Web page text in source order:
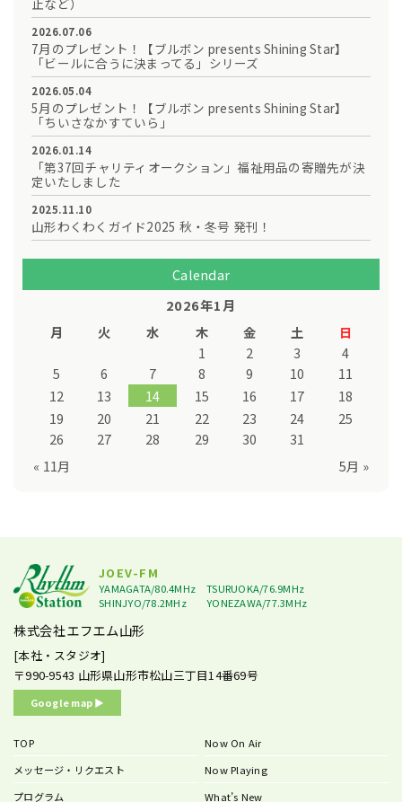
止など）
2026.07.06
7月のプレゼント！【ブルボン presents Shining Star】
「ビールに合うに決まってる」シリーズ
2026.05.04
5月のプレゼント！【ブルボン presents Shining Star】
「ちいさなかすていら」
2026.01.14
「第37回チャリティオークション」福祉用品の寄贈先が決
定いたしました
2025.11.10
山形わくわくガイド2025 秋・冬号 発刊！
Calendar
2026年1月
月
火 水 木 金 土 日
« 11月 5月 »
1 2 3
4
5
6 7 8 9 10
11
12
13 14 15 16 17
18
19
20 21 22 23 24
25
26
27 28 29 30 31
JOEV-FM
YAMAGATA/80.4MHz
TSURUOKA/76.9MHz
SHINJYO/78.2MHz
YONEZAWA/77.3MHz
株式会社エフエム山形
[本社・スタジオ]
〒990-9543 山形県山形市松山三丁目14番69号
Google map ▶︎
TOP
メッセージ・リクエスト
プログラム
Now On Air
Now Playing
What’s New